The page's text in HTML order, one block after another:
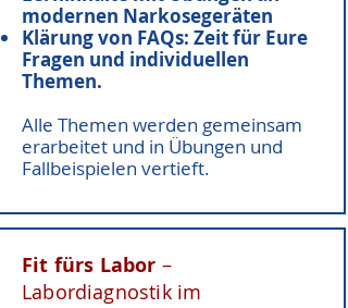
modernen Narkosegeräten
Klärung von FAQs: Zeit für Eure
Fragen und individuellen
Themen.
Alle Themen werden gemeinsam
erarbeitet und in Übungen und
Fallbeispielen vertieft.
Fit fürs Labor –
Labordiagnostik im